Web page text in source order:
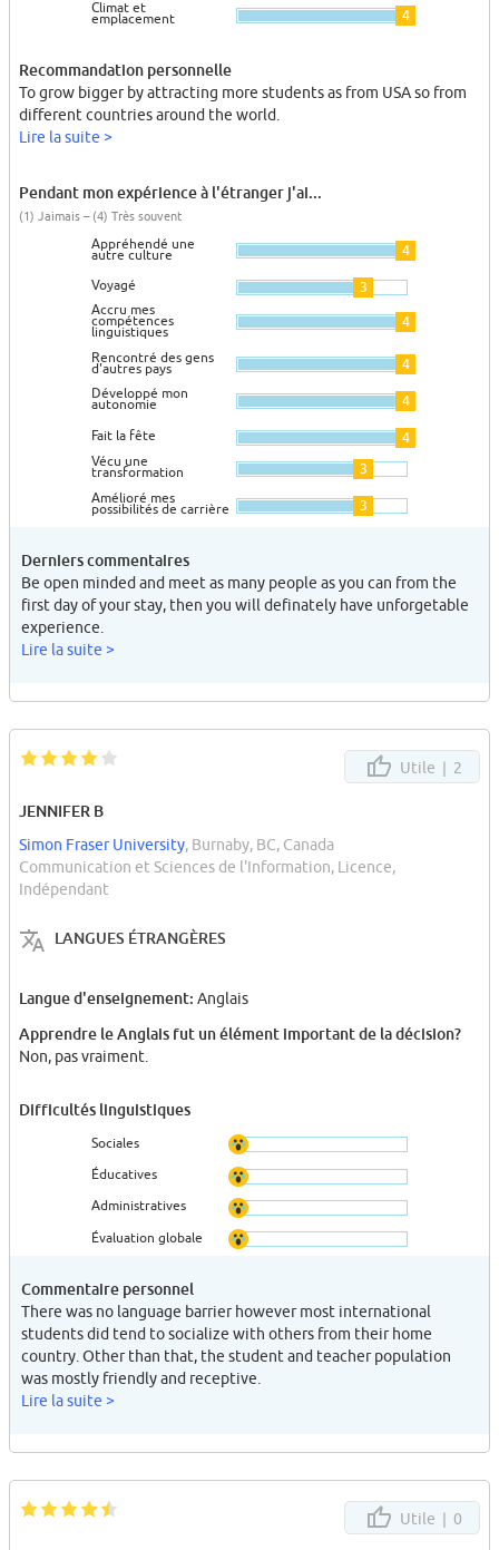
Climat et
emplacement 4
Recommandation personnelle
To grow bigger by attracting more students as from USA so from
different countries around the world.
Lire la suite >
Pendant mon expérience à l'étranger j'ai...
(1) Jaimais – (4) Très souvent
Appréhendé une
autre culture 4
Voyagé 3
Accru mes
compétences
linguistiques
4
Rencontré des gens
d'autres pays 4
Développé mon
autonomie 4
Fait la fête 4
Vécu une
transformation 3
Amélioré mes
possibilités de carrière 3
Derniers commentaires
Be open minded and meet as many people as you can from the
first day of your stay, then you will definately have unforgetable
experience.
Lire la suite >
Utile | 2
JENNIFER B
Simon Fraser University, Burnaby, BC, Canada
Communication et Sciences de l'Information, Licence,
Indépendant
LANGUES ÉTRANGÈRES
Langue d'enseignement: Anglais
Apprendre le Anglais fut un élément important de la décision?
Non, pas vraiment.
Difficultés linguistiques
Sociales
Éducatives
Administratives
Évaluation globale
Commentaire personnel
There was no language barrier however most international
students did tend to socialize with others from their home
country. Other than that, the student and teacher population
was mostly friendly and receptive.
Lire la suite >
Utile | 0